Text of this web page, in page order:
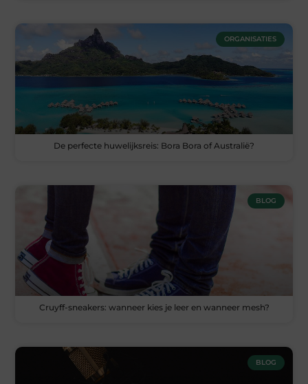
ORGANISATIES
De perfecte huwelijksreis: Bora Bora of Australië?
BLOG
Cruyff-sneakers: wanneer kies je leer en wanneer mesh?
BLOG